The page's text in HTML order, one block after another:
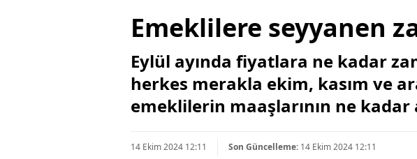
Emeklilere seyyanen
Eylül ayında fiyatlara ne kadar
herkes merakla ekim, kasım ve
emeklilerin maaşlarının ne kadar
14 Ekim 2024 12:11 Son Güncelleme: 14 Ekim 2024 12:11